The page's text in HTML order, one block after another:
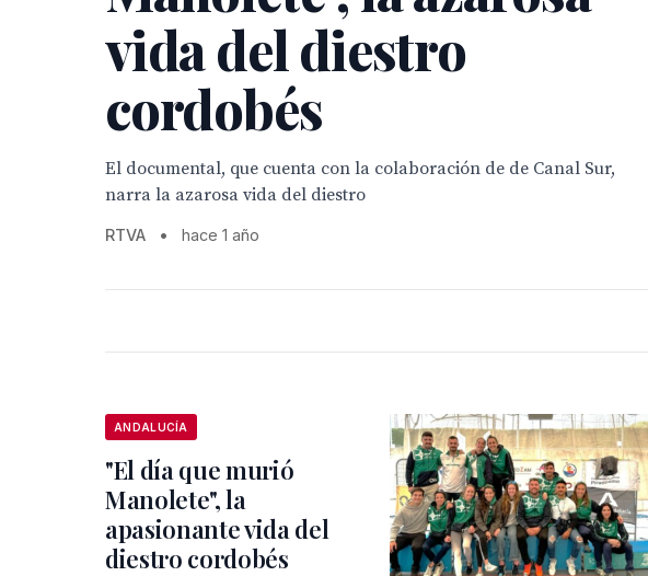
vida del diestro
cordobés
El documental, que cuenta con la colaboración de de Canal Sur,
narra la azarosa vida del diestro
RTVA • hace 1 año
ANDALUCÍA
"El día que murió
Manolete", la
apasionante vida del
diestro cordobés